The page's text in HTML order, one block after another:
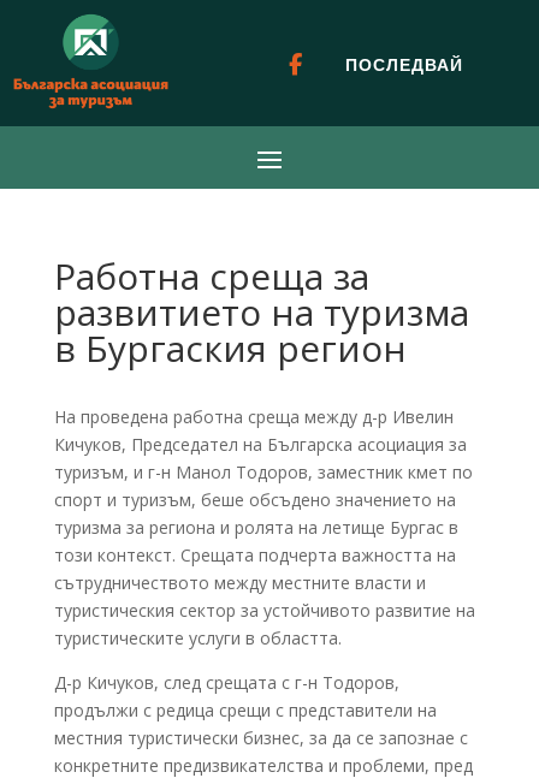
 ПОСЛЕДВАЙ
Работна среща за
развитието на туризма
в Бургаския регион
На проведена работна среща между д-р Ивелин
Кичуков, Председател на Българска асоциация за
туризъм, и г-н Манол Тодоров, заместник кмет по
спорт и туризъм, беше обсъдено значението на
туризма за региона и ролята на летище Бургас в
този контекст. Срещата подчерта важността на
сътрудничеството между местните власти и
туристическия сектор за устойчивото развитие на
туристическите услуги в областта.
Д-р Кичуков, след срещата с г-н Тодоров,
продължи с редица срещи с представители на
местния туристически бизнес, за да се запознае с
конкретните предизвикателства и проблеми, пред